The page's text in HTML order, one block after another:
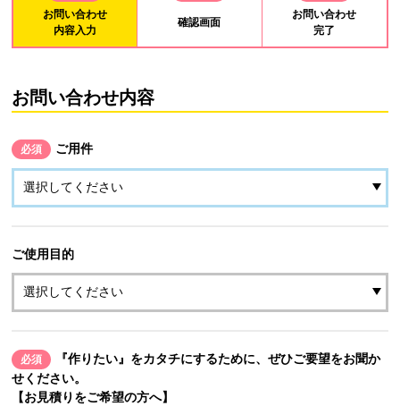
お問い合わせ
内容入力
確認画面
お問い合わせ
完了
お問い合わせ内容
必須 ご用件
ご使用目的
必須
『作りたい』をカタチにするために、ぜひご要望をお聞か
せください。
【お見積りをご希望の方へ】